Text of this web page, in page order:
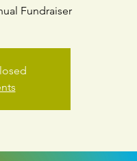
Fundraiser